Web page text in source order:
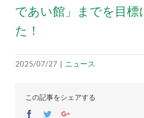
であい館」までを目標
た！
2025/07/27 | ニュース
この記事をシェアする
Facebook
TwitterGoogle+